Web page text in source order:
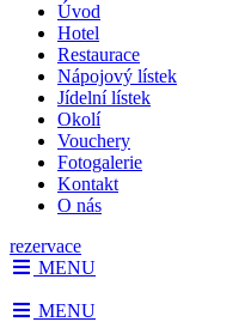
Úvod
Hotel
Restaurace
Nápojový lístek
Jídelní lístek
Okolí
Vouchery
Fotogalerie
Kontakt
O nás
rezervace
MENU
MENU